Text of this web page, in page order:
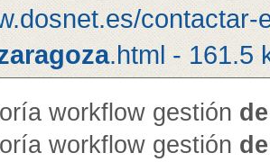
contactar-
.html - 161.5
workflow gestión de
workflow gestión de